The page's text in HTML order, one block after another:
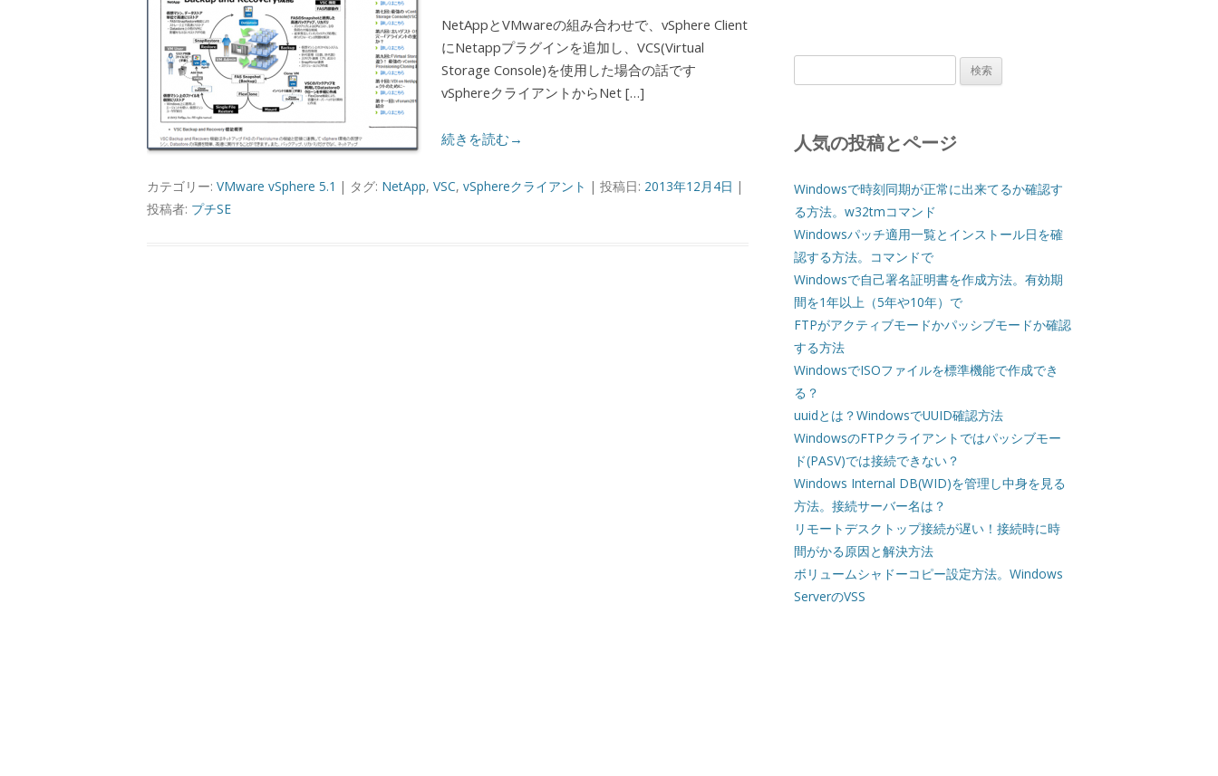
NetAppとVMwareの組み合わせで、vSphere Client
にNetappプラグインを追加し、VCS(Virtual
Storage Console)を使用した場合の話です
vSphereクライアントからNet […]
続きを読む→
カテゴリー: VMware vSphere 5.1 | タグ: NetApp, VSC, vSphereクライアント | 投稿日: 2013年12月4日 |
投稿者: プチSE
索:
人気の投稿とページ
Windowsで時刻同期が正常に出来てるか確認す
る方法。w32tmコマンド
Windowsパッチ適用一覧とインストール日を確
認する方法。コマンドで
Windowsで自己署名証明書を作成方法。有効期
間を1年以上（5年や10年）で
FTPがアクティブモードかパッシブモードか確認
する方法
WindowsでISOファイルを標準機能で作成でき
る？
uuidとは？WindowsでUUID確認方法
WindowsのFTPクライアントではパッシブモー
ド(PASV)では接続できない？
Windows Internal DB(WID)を管理し中身を見る
方法。接続サーバー名は？
リモートデスクトップ接続が遅い！接続時に時
間がかる原因と解決方法
ボリュームシャドーコピー設定方法。Windows
ServerのVSS